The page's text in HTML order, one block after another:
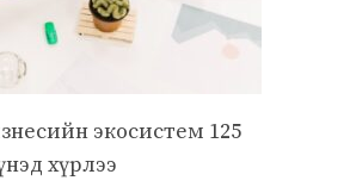
экосистем 125
хүрлээ